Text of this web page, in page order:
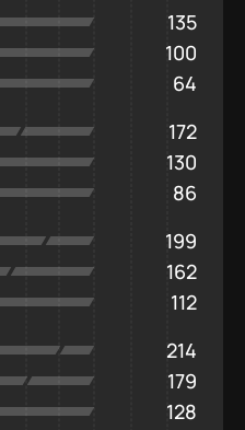
135
100
64
172
130
86
199
162
112
214
179
128